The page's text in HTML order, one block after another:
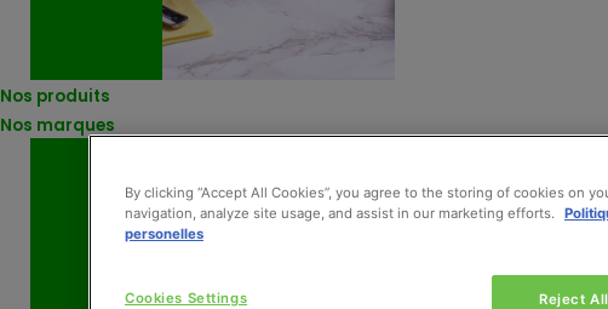
Nos produits
Nos marques
By clicking “Accept All Cookies”, you agree to the storing of cookies on
navigation, analyze site usage, and assist in our marketing efforts.
personelles
Reject All
Cookies Settings